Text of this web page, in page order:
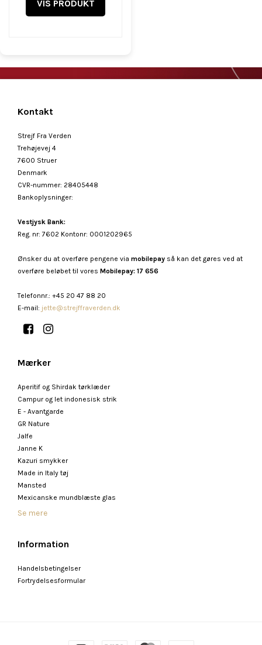
VIS PRODUKT
Kontakt
Strejf Fra Verden
Trehøjevej 4
7600 Struer
Denmark
CVR-nummer: 28405448
Bankoplysninger:
Vestjysk Bank:
Reg. nr: 7602 Kontonr: 0001202965
Ønsker du at overføre pengene via mobilepay så kan det gøres ved at
overføre beløbet til vores Mobilepay: 17 656
Telefonnr.: +45 20 47 88 20
E-mail: jette@strejffraverden.dk
Mærker
Aperitif og Shirdak tørklæder
Campur og let indonesisk strik
E - Avantgarde
GR Nature
Jalfe
Janne K
Kazuri smykker
Made in Italy tøj
Mansted
Mexicanske mundblæste glas
Se mere
Information
Handelsbetingelser
Fortrydelsesformular